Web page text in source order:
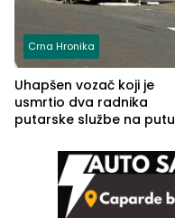
Crna Hronika
Uhapšen vozač koji je
usmrtio dva radnika
putarske službe na putu
(FOTO)